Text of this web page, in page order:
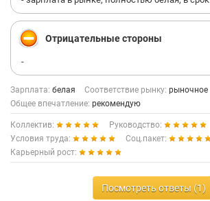
нервы)
Отрицательные стороны
-
Зарплата: белая Соответствие рынку: рыночное
Общее впечатление: рекомендую
Коллектив:
Руководство:
Условия труда:
Соц.пакет:
Карьерный рост:
Посмотреть ответы (1)